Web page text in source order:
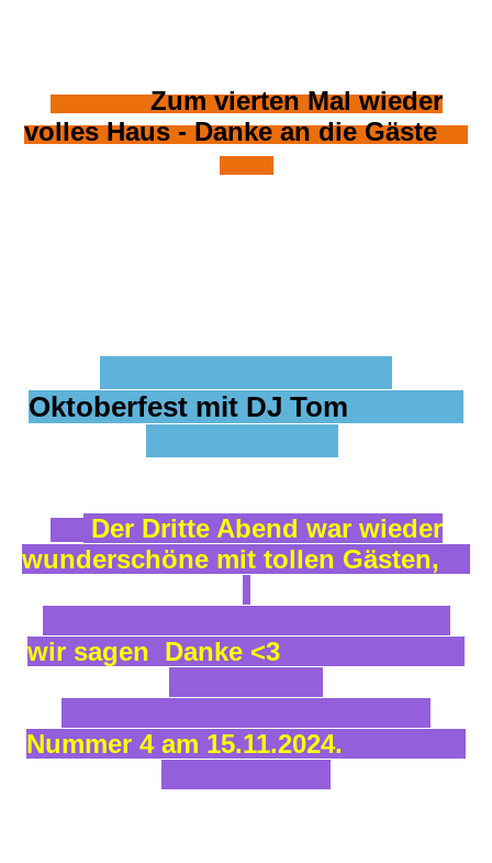
Zum vierten Mal wieder
volles Haus - Danke an die Gäste
Oktoberfest mit DJ Tom
Der Dritte Abend war wieder
wunderschöne mit tollen Gästen,
wir sagen Danke <3
Nummer 4 am 15.11.2024.